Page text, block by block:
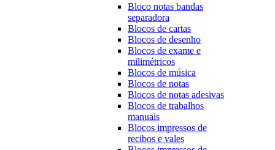
Bloco notas bandas
separadora
Blocos de cartas
Blocos de desenho
Blocos de exame e
milimétricos
Blocos de música
Blocos de notas
Blocos de notas adesivas
Blocos de trabalhos
manuais
Blocos impressos de
recibos e vales